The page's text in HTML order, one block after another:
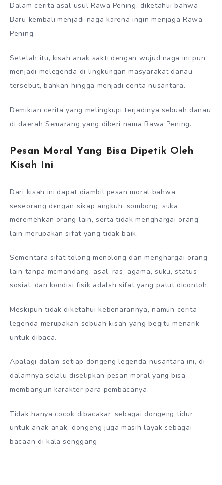
Dalam cerita asal usul Rawa Pening, diketahui bahwa
Baru kembali menjadi naga karena ingin menjaga Rawa
Pening.
Setelah itu, kisah anak sakti dengan wujud naga ini pun
menjadi melegenda di lingkungan masyarakat danau
tersebut, bahkan hingga menjadi cerita nusantara.
Demikian cerita yang melingkupi terjadinya sebuah danau
di daerah Semarang yang diberi nama Rawa Pening.
Pesan Moral Yang Bisa Dipetik Oleh
Kisah Ini
Dari kisah ini dapat diambil pesan moral bahwa
seseorang dengan sikap angkuh, sombong, suka
meremehkan orang lain, serta tidak menghargai orang
lain merupakan sifat yang tidak baik.
Sementara sifat tolong menolong dan menghargai orang
lain tanpa memandang, asal, ras, agama, suku, status
sosial, dan kondisi fisik adalah sifat yang patut dicontoh.
Meskipun tidak diketahui kebenarannya, namun cerita
legenda merupakan sebuah kisah yang begitu menarik
untuk dibaca.
Apalagi dalam setiap dongeng legenda nusantara ini, di
dalamnya selalu diselipkan pesan moral yang bisa
membangun karakter para pembacanya.
Tidak hanya cocok dibacakan sebagai dongeng tidur
untuk anak anak, dongeng juga masih layak sebagai
bacaan di kala senggang.